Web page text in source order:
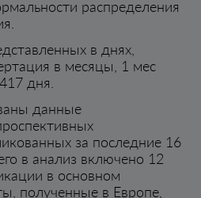
распределения
в днях,
в месяцы, 1 мес
дня.
данные
за последние 16
в анализ включено 12
в основном
полученные в Европе,